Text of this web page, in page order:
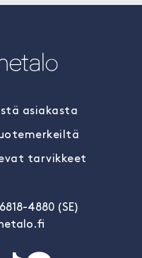
asiakasta
tarvikkeet
4880 (SE)